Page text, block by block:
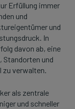
Erfüllung immer
und
und
In
davon ab, eine
Standorten und
verwalten.
als zentrale
und schneller